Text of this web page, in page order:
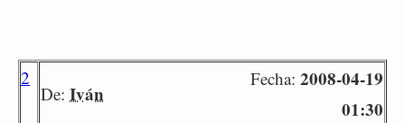
2
De: Iván
Fecha: 2008-04-19
01:30